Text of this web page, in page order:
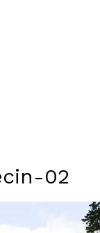
02